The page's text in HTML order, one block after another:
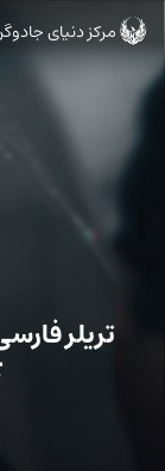
مرکز دنیای
تریلر